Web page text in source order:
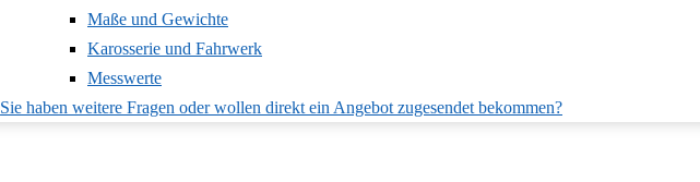
Maße und Gewichte
Karosserie und Fahrwerk
Messwerte
Sie haben weitere Fragen oder wollen direkt ein Angebot zugesendet bekommen?